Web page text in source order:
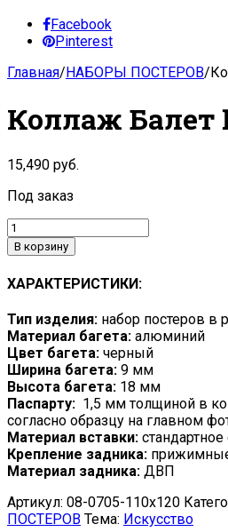
Facebook
Pinterest
Главная/НАБОРЫ ПОСТЕРОВ/
Коллаж
15,490 руб.
Под заказ
В корзину
ХАРАКТЕРИСТИКИ:
Тип изделия: набор постеров в
Материал багета: алюминий
Цвет багета: черный
Ширина багета: 9 мм
Высота багета: 18 мм
Паспарту: 1,5 мм толщиной в
согласно образцу на главном
Материал вставки:
Крепление задника:
Материал задника: ДВП
Артикул: 08-0705-110x120
ПОСТЕРОВ Тема: Искусство